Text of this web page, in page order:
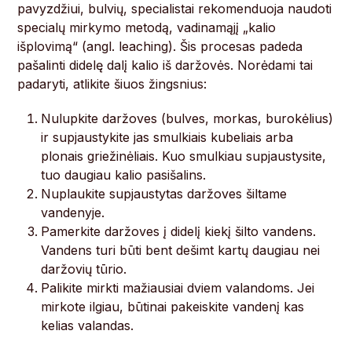
pavyzdžiui, bulvių, specialistai rekomenduoja naudoti
specialų mirkymo metodą, vadinamąjį „kalio
išplovimą“ (angl. leaching). Šis procesas padeda
pašalinti didelę dalį kalio iš daržovės. Norėdami tai
padaryti, atlikite šiuos žingsnius:
Nulupkite daržoves (bulves, morkas, burokėlius)
ir supjaustykite jas smulkiais kubeliais arba
plonais griežinėliais. Kuo smulkiau supjaustysite,
tuo daugiau kalio pasišalins.
Nuplaukite supjaustytas daržoves šiltame
vandenyje.
Pamerkite daržoves į didelį kiekį šilto vandens.
Vandens turi būti bent dešimt kartų daugiau nei
daržovių tūrio.
Palikite mirkti mažiausiai dviem valandoms. Jei
mirkote ilgiau, būtinai pakeiskite vandenį kas
kelias valandas.